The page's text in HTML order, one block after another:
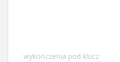
wykończenia pod klucz